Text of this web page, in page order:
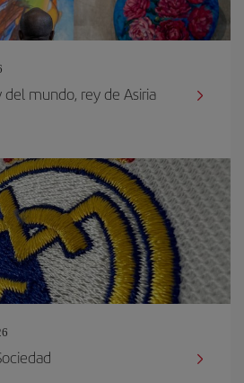
del mundo, rey de Asiria